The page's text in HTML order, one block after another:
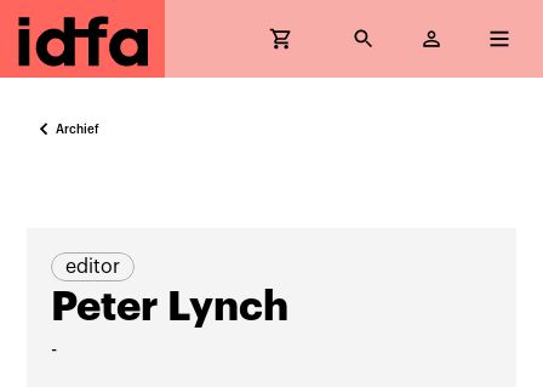
Archief
editor
Peter Lynch
-